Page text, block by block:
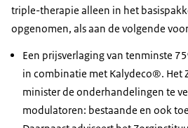
triple-therapie alleen in het
opgenomen, als aan de volgende
Een prijsverlaging van tenminste
in combinatie met Kalydeco®. Het
minister de onderhandelingen te
modulatoren: bestaande en ook